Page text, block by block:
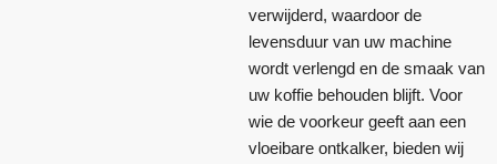
verwijderd, waardoor de
levensduur van uw machine
wordt verlengd en de smaak van
uw koffie behouden blijft. Voor
wie de voorkeur geeft aan een
vloeibare ontkalker, bieden wij